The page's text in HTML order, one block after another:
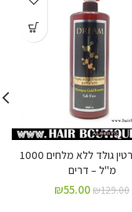
שמפו קרטין גולד ללא מלחים 1000
מ"ל – דרים
₪129.00
₪55.00